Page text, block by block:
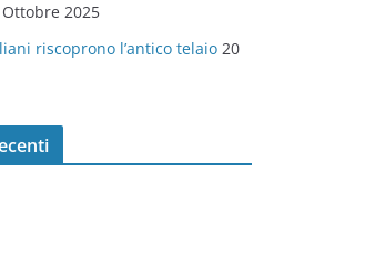
2025
riscoprono l’antico telaio 20